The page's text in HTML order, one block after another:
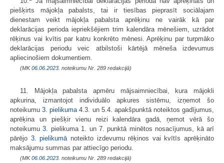
piešķirts mājokļa pabalsts, tai ir tiesības pieprasīt sociālajam
dienestam veikt mājokļa pabalsta aprēķinu ne vairāk kā par
deklarācijas perioda iepriekšējiem trim kalendāra mēnešiem, uzrādot
rēķinus vai kvītis par katru konkrēto mēnesi. Aprēķinu par turpmāko
deklarācijas periodu veic atbilstoši kārtējā mēneša izdevumus
apliecinošiem dokumentiem.
(MK06.06.2023. noteikumu Nr. 289 redakcijā)
11. Mājokļa pabalsta apmēru mājsaimniecībai, kura mājokli
apkurina, izmantojot individuālo apkures sistēmu, izņemot šo
noteikumu3. pielikuma4.3. un 5.4. apakšpunktā noteiktos gadījumus,
aprēķina un piešķir vienu reizi kalendāra gadā, ņemot vērā šo
noteikumu3. pielikuma 1. un 7. punktā minētos nosacījumus, kā arī
pārējo 3. pielikumānoteikto izdevumu rēķinos vai kvītīs aprēķināto
maksājumu summas par attiecīgo periodu.
(MK06.06.2023. noteikumu Nr. 289 redakcijā)